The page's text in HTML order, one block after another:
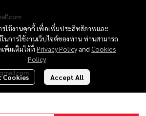
รใช้งานคุกกี้ เพื่อเพิ่มประสิทธิภาพและ
การใช้งานเว็บไซต์ของท่าน ท่านสามารถ
พิ่มเติมได้ที่ Privacy Policy and Cookies
Policy
Cookies Accept All